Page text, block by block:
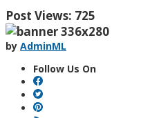
Post Views: 725
by AdminML
Follow Us On